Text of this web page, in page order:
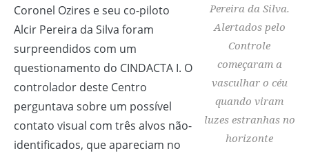
Pereira da Silva.
Alertados pelo
Controle
começaram a
vasculhar o céu
quando viram
luzes estranhas no
horizonte
Coronel Ozires e seu co-piloto
Alcir Pereira da Silva foram
surpreendidos com um
questionamento do CINDACTA I. O
controlador deste Centro
perguntava sobre um possível
contato visual com três alvos não-
identificados, que apareciam no